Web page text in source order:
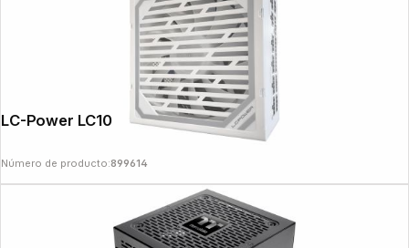
LC-Power LC1000MW V3.1
Número de producto:899614